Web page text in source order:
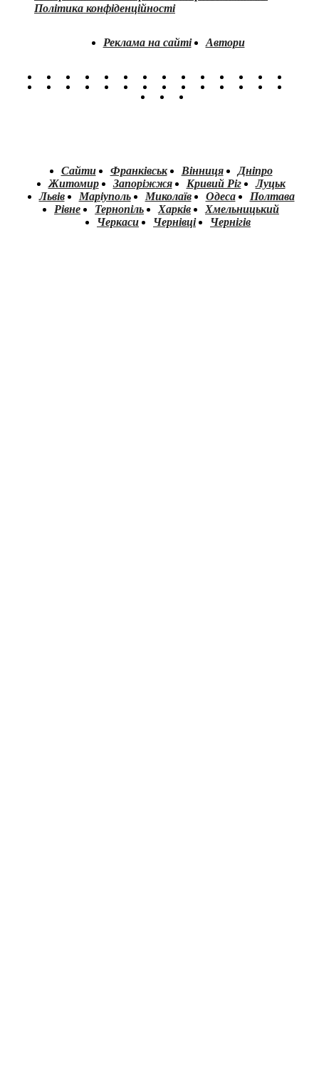
Політика конфіденційності
Реклама на сайті Автори
Сайти Франківськ Вінниця
Дніпро
Житомир
Запоріжжя Кривий Ріг
Луцьк
Львів
Маріуполь Миколаїв Одеса
Полтава
Рівне
Тернопіль Харків
Хмельницький
Черкаси
Чернівці Чернігів